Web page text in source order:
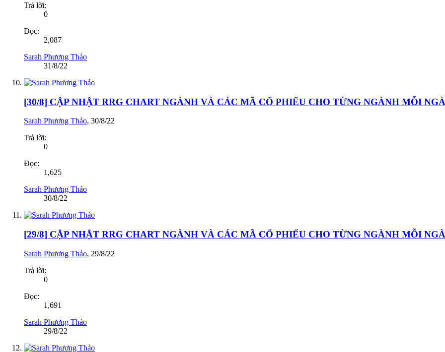
Trả lời:
0
Đọc:
2,087
Sarah Phương Thảo
31/8/22
[30/8] CẬP NHẬT RRG CHART NGÀNH VÀ CÁC MÃ CỔ PHIẾU CHO TỪNG NGÀNH MỖI
Sarah Phương Thảo, 30/8/22
Trả lời:
0
Đọc:
1,625
Sarah Phương Thảo
30/8/22
[29/8] CẬP NHẬT RRG CHART NGÀNH VÀ CÁC MÃ CỔ PHIẾU CHO TỪNG NGÀNH MỖI
Sarah Phương Thảo, 29/8/22
Trả lời:
0
Đọc:
1,691
Sarah Phương Thảo
29/8/22